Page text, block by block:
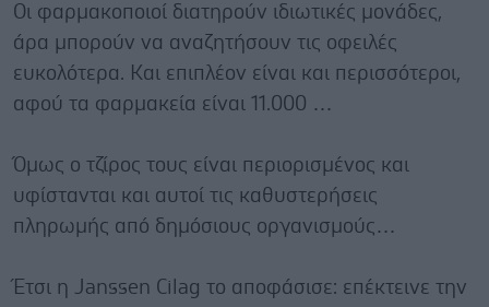
Οι φαρμακοποιοί διατηρούν ιδιωτικές μονάδες,
άρα μπορούν να αναζητήσουν τις οφειλές
ευκολότερα. Και επιπλέον είναι και περισσότεροι,
αφού τα φαρμακεία είναι 11.000 …
Όμως ο τζίρος τους είναι περιορισμένος και
υφίστανται και αυτοί τις καθυστερήσεις
πληρωμής από δημόσιους οργανισμούς…
Έτσι η Janssen Cilag το αποφάσισε: επέκτεινε την